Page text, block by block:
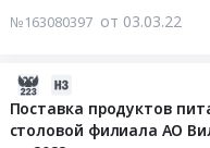
№163080397 от 03.03.22
Поставка продуктов
столовой филиала АО